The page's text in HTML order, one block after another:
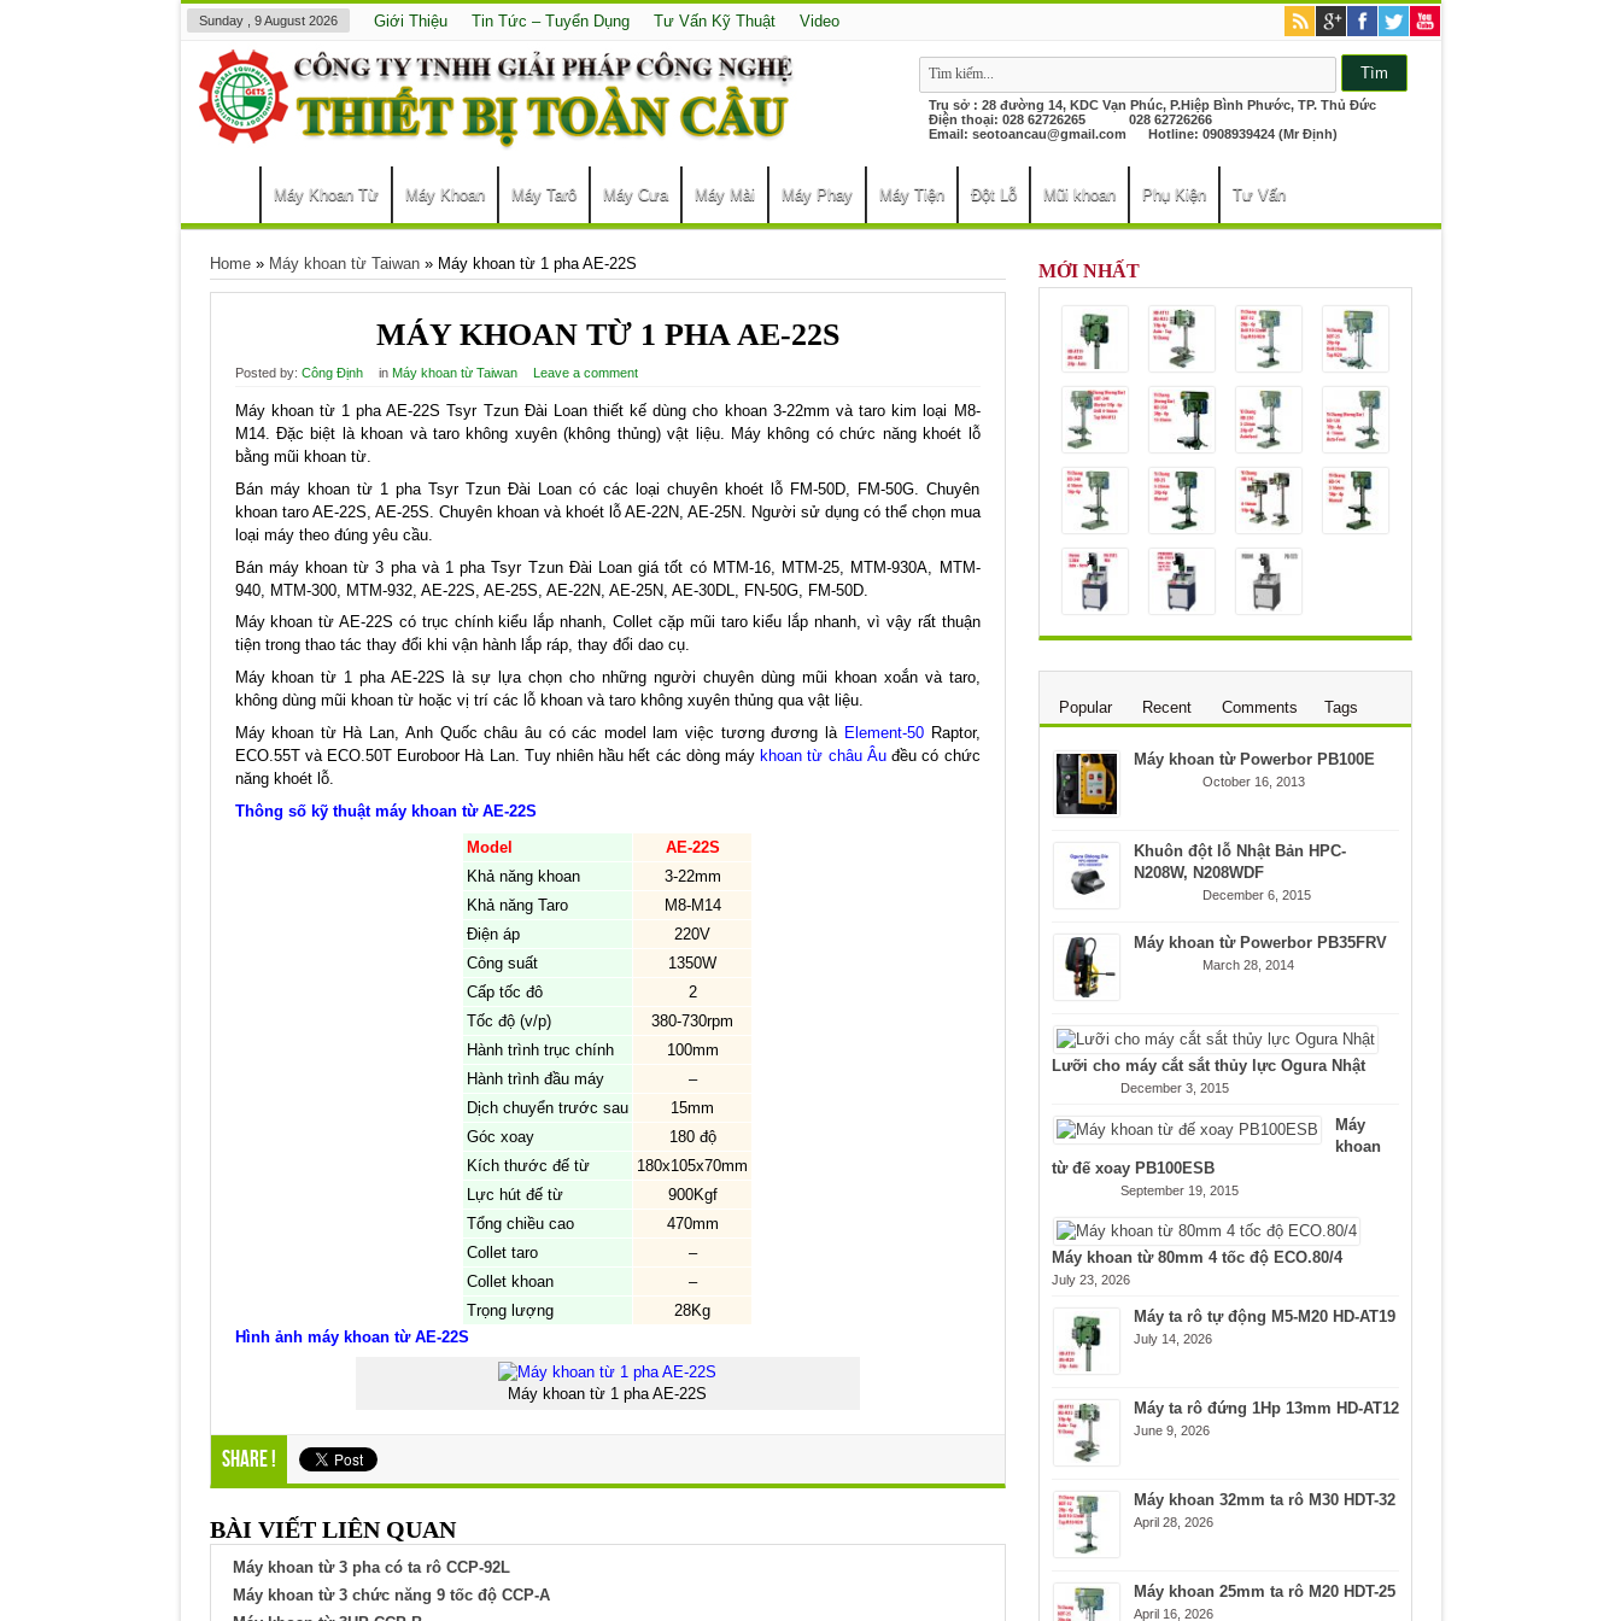
Sunday , 9 August 2026 Giới Thiệu Tin Tức – Tuyển Dụng Tư Vấn Kỹ Thuật Video
Trụ sở : 28 đường 14, KDC Vạn Phúc, P.Hiệp Bình Phước, TP. Thủ Đức
Điện thoại: 028 62726265 028 62726266
Email: seotoancau@gmail.com Hotline: 0908939424 (Mr Định)
Máy Khoan Từ Máy Khoan Máy Tarô Máy Cưa Máy Mài Máy Phay Máy Tiện Đột Lỗ Mũi khoan Phụ Kiện Tư Vấn
Home» Máy khoan từ Taiwan» Máy khoan từ 1 pha AE-22S
MÁY KHOAN TỪ 1 PHA AE-22S
Posted by: Công Định in Máy khoan từ Taiwan Leave a comment
Máy khoan từ 1 pha AE-22S Tsyr Tzun Đài Loan thiết kế dùng cho khoan 3-22mm và taro kim loại M8-
M14. Đặc biệt là khoan và taro không xuyên (không thủng) vật liệu. Máy không có chức năng khoét lỗ
bằng mũi khoan từ.
Bán máy khoan từ 1 pha Tsyr Tzun Đài Loan có các loại chuyên khoét lỗ FM-50D, FM-50G. Chuyên
khoan taro AE-22S, AE-25S. Chuyên khoan và khoét lỗ AE-22N, AE-25N. Người sử dụng có thể chọn mua
loại máy theo đúng yêu cầu.
Bán máy khoan từ 3 pha và 1 pha Tsyr Tzun Đài Loan giá tốt có MTM-16, MTM-25, MTM-930A, MTM-
940, MTM-300, MTM-932, AE-22S, AE-25S, AE-22N, AE-25N, AE-30DL, FN-50G, FM-50D.
Máy khoan từ AE-22S có trục chính kiểu lắp nhanh, Collet cặp mũi taro kiểu lắp nhanh, vì vậy rất thuận
tiện trong thao tác thay đổi khi vận hành lắp ráp, thay đổi dao cụ.
Máy khoan từ 1 pha AE-22S là sự lựa chọn cho những người chuyên dùng mũi khoan xoắn và taro,
không dùng mũi khoan từ hoặc vị trí các lỗ khoan và taro không xuyên thủng qua vật liệu.
Máy khoan từ Hà Lan, Anh Quốc châu âu có các model lam việc tương đương là Element-50Raptor,
ECO.55T và ECO.50T Euroboor Hà Lan. Tuy nhiên hầu hết các dòng máy khoan từ châu Âuđều có chức
năng khoét lỗ.
Thông số kỹ thuật máy khoan từ AE-22S
Model
AE-22S
Khả năng khoan
3-22mm
Khả năng Taro
M8-M14
Điện áp
220V
Công suất
1350W
Cấp tốc đô
2
Tốc độ (v/p)
380-730rpm
Hành trình trục chính
100mm
Hành trình đầu máy
–
Dịch chuyển trước sau
15mm
Góc xoay
180 độ
Kích thước đế từ
180x105x70mm
Lực hút đế từ
900Kgf
Tổng chiều cao
470mm
Collet taro
–
Collet khoan
–
Trọng lượng
28Kg
Hình ảnh máy khoan từ AE-22S
Máy khoan từ 1 pha AE-22S
Share !
BÀI VIẾT LIÊN QUAN
Máy khoan từ 3 pha có ta rô CCP-92L
Máy khoan từ 3 chức năng 9 tốc độ CCP-A
MỚI NHẤT
Popular Recent Comments Tags
Máy khoan từ Powerbor PB100E
October 16, 2013
Khuôn đột lỗ Nhật Bản HPC-
N208W, N208WDF
December 6, 2015
Máy khoan từ Powerbor PB35FRV
March 28, 2014
Lưỡi cho máy cắt sắt thủy lực Ogura Nhật
December 3, 2015
Máy
khoan
từ đế xoay PB100ESB
September 19, 2015
Máy khoan từ 80mm 4 tốc độ ECO.80/4
July 23, 2026
Máy ta rô tự động M5-M20 HD-AT19
July 14, 2026
Máy ta rô đứng 1Hp 13mm HD-AT12
June 9, 2026
Máy khoan 32mm ta rô M30 HDT-32
April 28, 2026
Máy khoan 25mm ta rô M20 HDT-25
April 16, 2026